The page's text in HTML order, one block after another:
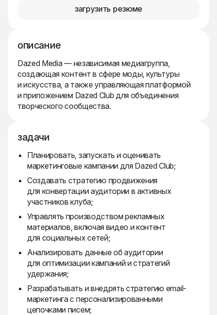
загрузить резюме
описание
Dazed Media — независимая медиагруппа,
создающая контент в сфере моды, культуры
и искусства, а также управляющая платформой
и приложением Dazed Club для объединения
творческого сообщества.
задачи
Планировать, запускать и оценивать
маркетинговые кампании для Dazed Club;
Создавать стратегию продвижения
для конвертации аудитории в активных
участников клуба;
Управлять производством рекламных
материалов, включая видео и контент
для социальных сетей;
Анализировать данные об аудитории
для оптимизации кампаний и стратегий
удержания;
Разрабатывать и внедрять стратегию email-
маркетинга с персонализированными
цепочками писем;